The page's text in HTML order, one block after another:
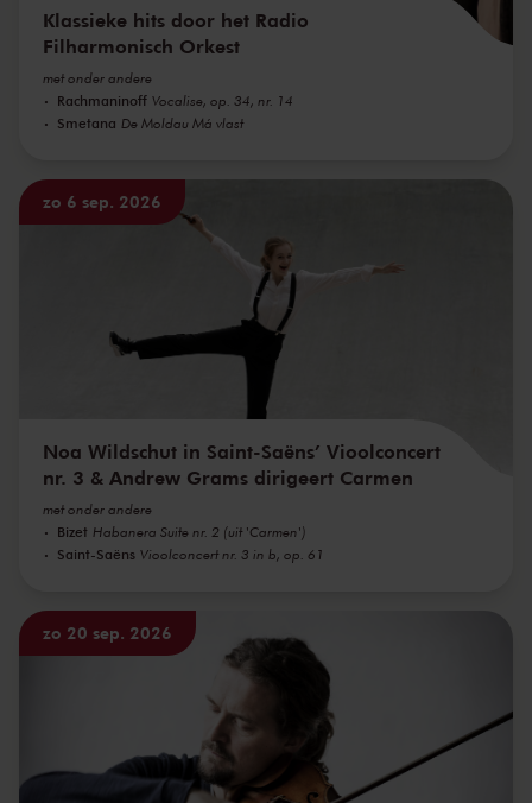
Klassieke hits door het Radio
Filharmonisch Orkest
met onder andere
Rachmaninoff Vocalise, op. 34, nr. 14
Smetana De Moldau Má vlast
zo 6 sep. 2026
Noa Wildschut in Saint-Saëns’ Vioolconcert
nr. 3 & Andrew Grams dirigeert Carmen
met onder andere
Bizet Habanera Suite nr. 2 (uit 'Carmen')
Saint-Saëns Vioolconcert nr. 3 in b, op. 61
zo 20 sep. 2026